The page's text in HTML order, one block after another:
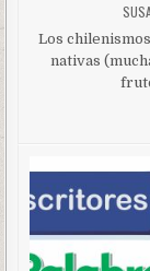
Los
nativas